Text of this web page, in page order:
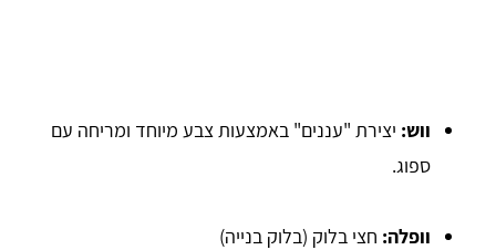
ווש: יצירת "עננים" באמצעות צבע מיוחד ומריחה עם
ספוג.
וופלה: חצי בלוק (בלוק בנייה)